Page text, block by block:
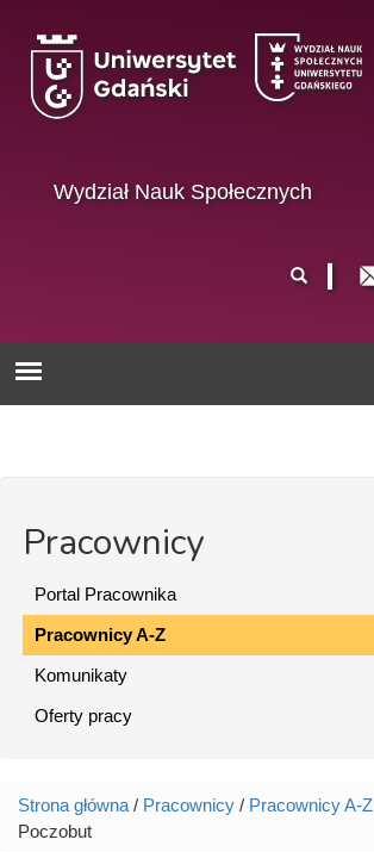
Wydział Nauk Społecznych
wyszukiwania
Pracownicy
Portal Pracownika
Pracownicy A-Z
Komunikaty
Oferty pracy
Jesteś tutaj
Strona główna / Pracownicy / Pracownicy A-Z
Poczobut